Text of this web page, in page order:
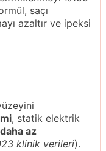
saçı
azaltır ve ipeksi
, statik elektrik
az
klinik verileri).